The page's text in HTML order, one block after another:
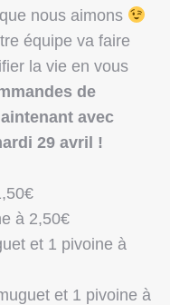
nous aimons
équipe va faire
la vie en vous
de
avec
29 avril !
à 2,50€
et 1 pivoine à
et 1 pivoine à